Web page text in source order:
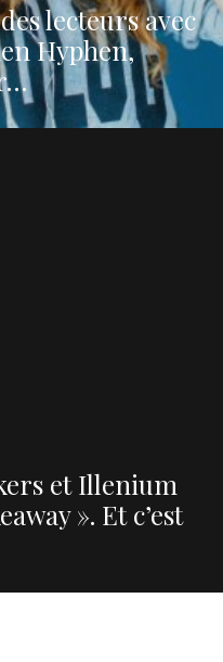
lecteurs avec
Hyphen,
et Illenium
». Et c’est